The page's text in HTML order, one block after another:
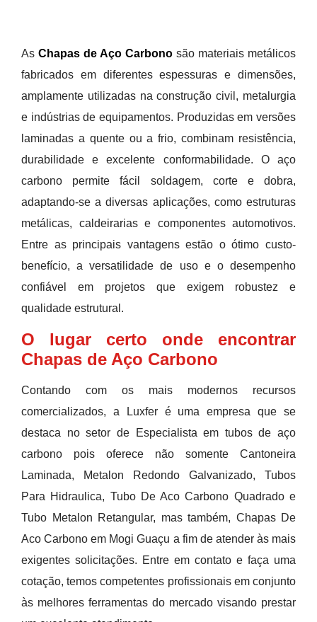
As Chapas de Aço Carbono são materiais metálicos
fabricados em diferentes espessuras e dimensões,
amplamente utilizadas na construção civil, metalurgia
e indústrias de equipamentos. Produzidas em versões
laminadas a quente ou a frio, combinam resistência,
durabilidade e excelente conformabilidade. O aço
carbono permite fácil soldagem, corte e dobra,
adaptando-se a diversas aplicações, como estruturas
metálicas, caldeirarias e componentes automotivos.
Entre as principais vantagens estão o ótimo custo-
benefício, a versatilidade de uso e o desempenho
confiável em projetos que exigem robustez e
qualidade estrutural.
O lugar certo onde encontrar
Chapas de Aço Carbono
Contando com os mais modernos recursos
comercializados, a Luxfer é uma empresa que se
destaca no setor de Especialista em tubos de aço
carbono pois oferece não somente Cantoneira
Laminada, Metalon Redondo Galvanizado, Tubos
Para Hidraulica, Tubo De Aco Carbono Quadrado e
Tubo Metalon Retangular, mas também, Chapas De
Aco Carbono em Mogi Guaçu a fim de atender às mais
exigentes solicitações. Entre em contato e faça uma
cotação, temos competentes profissionais em conjunto
às melhores ferramentas do mercado visando prestar